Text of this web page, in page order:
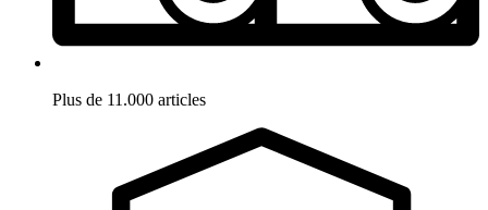
Plus de 11.000 articles